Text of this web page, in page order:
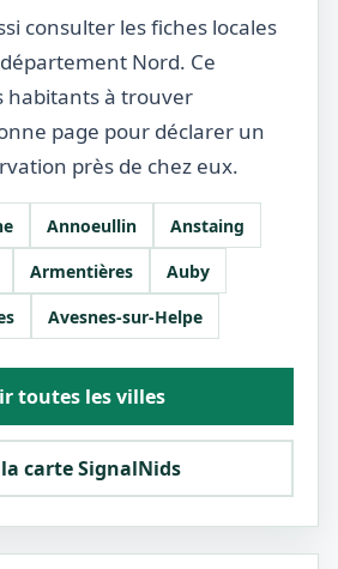
consulter les fiches locales
Nord. Ce
habitants à trouver
page pour déclarer un
près de chez eux.
Annoeullin
Anstaing
Armentières
Auby
Avesnes-sur-Helpe
toutes les villes
carte SignalNids